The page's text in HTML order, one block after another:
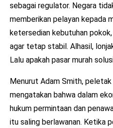
sebagai regulator. Negara
memberikan pelayan kepada
ketersedian kebutuhan
agar tetap stabil. Alhasil,
Lalu apakah pasar murah
Menurut Adam Smith,
mengatakan bahwa dalam
hukum permintaan dan
itu saling berlawanan. Ketika